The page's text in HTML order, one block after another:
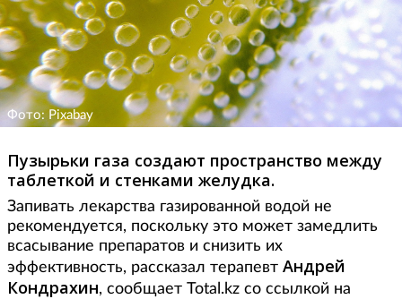
Фото: Pixabay
Пузырьки газа создают пространство между
таблеткой и стенками желудка.
Запивать лекарства газированной водой не
рекомендуется, поскольку это может замедлить
всасывание препаратов и снизить их
эффективность, рассказал терапевт Андрей
Кондрахин, сообщает Total.kz со ссылкой на